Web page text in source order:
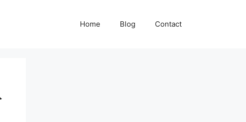
Home Blog Contact